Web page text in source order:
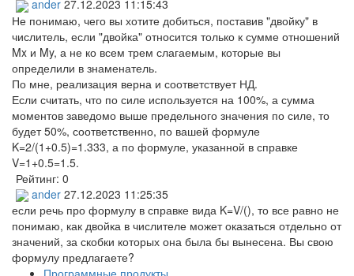
ander 27.12.2023 11:15:43
Не понимаю, чего вы хотите добиться, поставив "двойку" в
числитель, если "двойка" относится только к сумме отношений
Mx и My, а не ко всем трем слагаемым, которые вы
определили в знаменатель.
По мне, реализация верна и соответствует НД.
Если считать, что по силе используется на 100%, а сумма
моментов заведомо выше предельного значения по силе, то
будет 50%, соответственно, по вашей формуле
K=2/(1+0.5)=1.333, а по формуле, указанной в справке
V=1+0.5=1.5.
Рейтинг: 0
ander 27.12.2023 11:25:35
если речь про формулу в справке вида K=V/(), то все равно не
понимаю, как двойка в числителе может оказаться отдельно от
значений, за скобки которых она была бы вынесена. Вы свою
формулу предлагаете?